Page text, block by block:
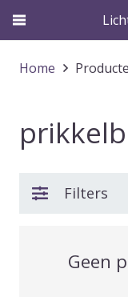
Home
Filters
Geen